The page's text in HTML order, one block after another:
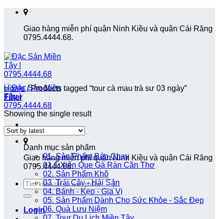
Skip
contentGiao hàng miễn phí quận Ninh Kiều và quận Cái Răng
0795.4444.68.
Giao hàng miễn phí quận Ninh Kiều và quận Cái Răng
0795.4444.68.
Search
for:
Login
Home /Products tagged “tour cà mau trà sư 03 ngày”
Filter
Showing the single result
Danh mục sản phẩm
01. Sản Phẩm Bán Chạy
01.1 Xiên Que Gà Rán Cần Thơ
02. Sản Phẩm Khô
03. Trái Cây - Hải Sản
04. Bánh - Kẹo - Gia Vị
05. Sản Phẩm Dành Cho Sức Khỏe - Sắc Đẹp
06. Quà Lưu Niệm